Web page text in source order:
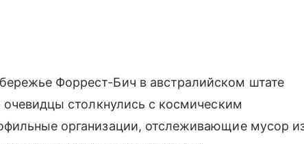
Форрест-Бич в австралийском штате
столкнулись с космическим
организации, отслеживающие мусор